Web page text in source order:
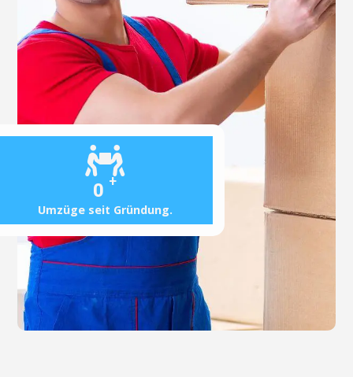
0 +
Umzüge seit Gründung.